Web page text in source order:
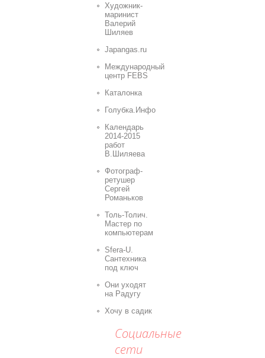
Художник-
маринист
Валерий
Шиляев
Japangas.ru
Международный
центр FEBS
Каталонка
Голубка.Инфо
Календарь
2014-2015
работ
В.Шиляева
Фотограф-
ретушер
Сергей
Романьков
Толь-Толич.
Мастер по
компьютерам
Sfera-U.
Сантехника
под ключ
Они уходят
на Радугу
Хочу в садик
Социальные
сети